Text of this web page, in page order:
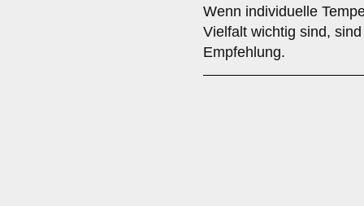
Wenn individuelle
Vielfalt wichtig sind,
Empfehlung.